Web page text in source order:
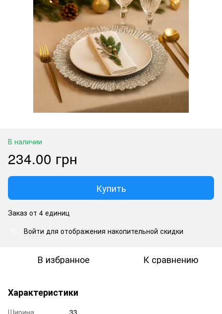
В наличии
234.00 грн
Купить
Заказ от 4 единиц
Войти для отображения накопительной скидки
В избранное К сравнению
Характеристики
Ширина
33